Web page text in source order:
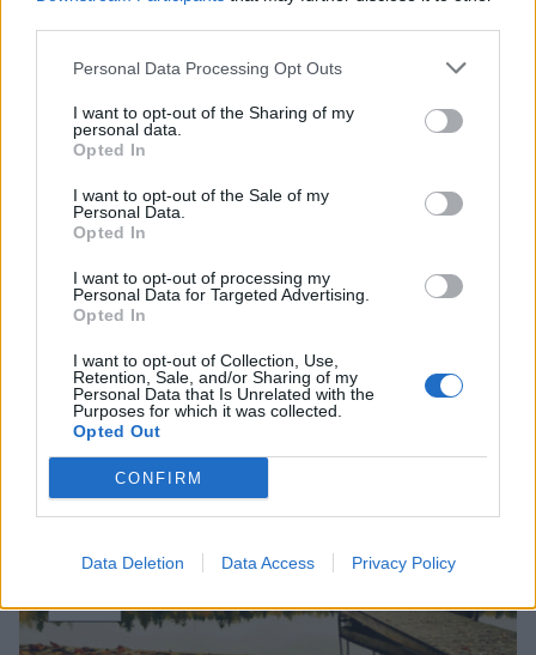
Personal Data Processing Opt Outs
I want to opt-out of the Sharing of my
personal data.
Opted In
I want to opt-out of the Sale of my
Personal Data.
Opted In
I want to opt-out of processing my
Personal Data for Targeted Advertising.
Opted In
I want to opt-out of Collection, Use,
Retention, Sale, and/or Sharing of my
Personal Data that Is Unrelated with the
Purposes for which it was collected.
Opted Out
CONFIRM
Data Deletion Data Access Privacy Policy
1
Leskeneläke ei kuulu kaikille –
Kela muistuttaa tärkeästä
ikärajasta
2